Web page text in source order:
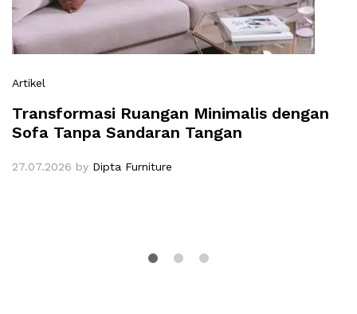
Artikel
Transformasi Ruangan Minimalis dengan
Sofa Tanpa Sandaran Tangan
27.07.2026 by Dipta Furniture